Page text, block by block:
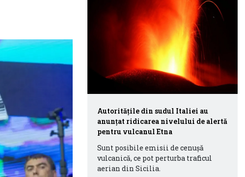
Autorităţile din sudul Italiei au
anunţat ridicarea nivelului de alertă
pentru vulcanul Etna
Sunt posibile emisii de cenuşă
vulcanică, ce pot perturba traficul
aerian din Sicilia.